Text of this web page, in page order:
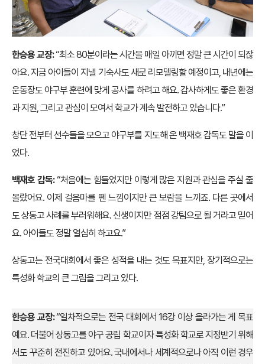
한승용 교장:“최소 80분이라는 시간을 매일 아끼면 정말 큰 시간이 되잖
아요. 지금 아이들이 지낼 기숙사도 새로 리모델링할 예정이고, 내년에는
운동장도 야구부 훈련에 맞게 공사를 하려고 해요. 감사하게도 좋은 환경
과 지원, 그리고 관심이 모여서 학교가 계속 발전하고 있습니다.”
창단 전부터 선수들을 모으고 야구부를 지도해 온 백재호 감독도 말을 이
었다.
백재호 감독:“처음에는 힘들었지만 이렇게 많은 지원과 관심을 주실 줄
몰랐어요. 이제 걸음마를 뗀 느낌이지만 큰 보람을 느끼죠. 다른 곳에서
도 상동고 사례를 부러워해요. 신생이지만 점점 강팀으로 될 거라고 믿어
요. 아이들도 정말 열심히 하고요.”
상동고는 전국대회에서 좋은 성적을 내는 것도 목표지만, 장기적으로는
특성화 학교의 큰 그림을 그리고 있다.
한승용 교장:“일차적으로는 전국 대회에서 16강 이상 올라가는 게 목표
예요. 더불어 상동고를 야구 공립 학교이자 특성화 학교로 지정받기 위해
서도 꾸준히 전진하고 있어요. 국내에서나 세계적으로나 아직 이런 경우